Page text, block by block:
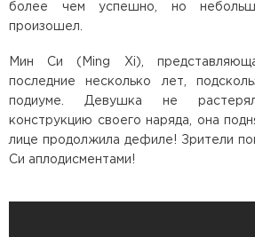
более чем успешно, но
произошел.
Мин Си (Ming Xi),
последние несколько лет,
подиуме. Девушка не
конструкцию своего наряда, она
лице продолжила дефиле! Зрители
Си аплодисментами!